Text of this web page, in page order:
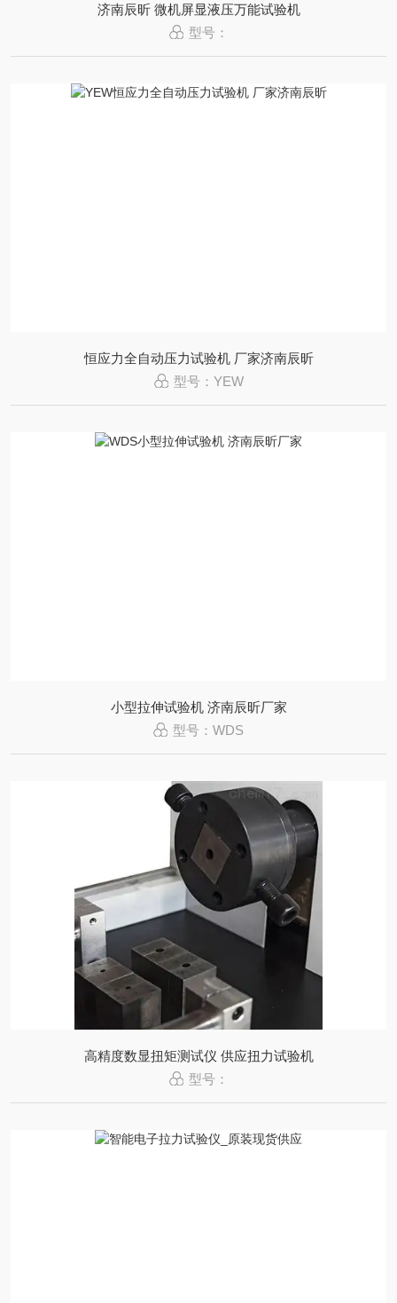
济南辰昕 微机屏显液压万能试验机
型号：
恒应力全自动压力试验机 厂家济南辰昕
型号：YEW
小型拉伸试验机 济南辰昕厂家
型号：WDS
高精度数显扭矩测试仪 供应扭力试验机
型号：